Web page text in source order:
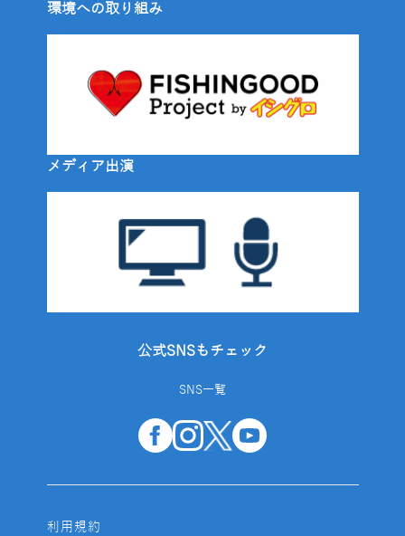
環境への取り組み
メディア出演
公式SNSもチェック
SNS一覧
利用規約